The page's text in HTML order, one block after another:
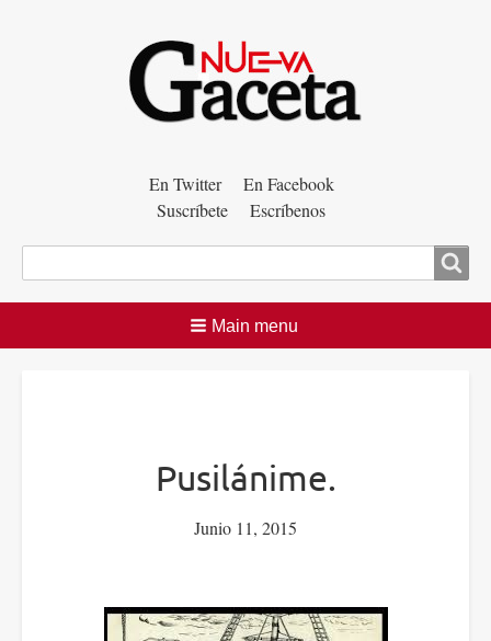
En Twitter
En Facebook
Suscríbete
Escríbenos
Main menu
Pusilánime.
Junio 11, 2015